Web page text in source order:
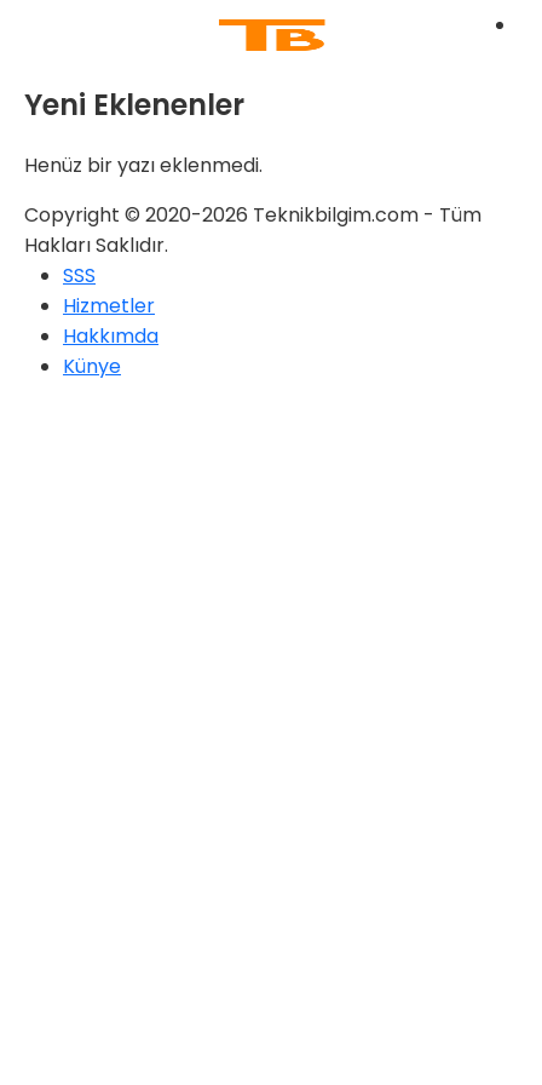
Yeni Eklenenler
Henüz bir yazı eklenmedi.
Copyright © 2020-2026 Teknikbilgim.com - Tüm
Hakları Saklıdır.
SSS
Hizmetler
Hakkımda
Künye